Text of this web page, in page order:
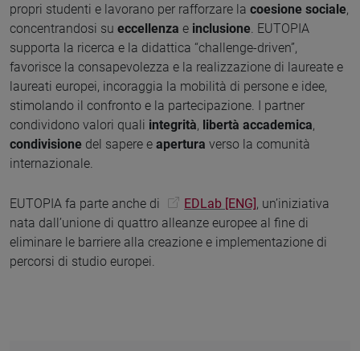
propri studenti e lavorano per rafforzare la coesione sociale,
concentrandosi su eccellenza e inclusione. EUTOPIA
supporta la ricerca e la didattica “challenge-driven”,
favorisce la consapevolezza e la realizzazione di laureate e
laureati europei, incoraggia la mobilità di persone e idee,
stimolando il confronto e la partecipazione. I partner
condividono valori quali integrità, libertà accademica,
condivisione del sapere e apertura verso la comunità
internazionale.
EUTOPIA fa parte anche di EDLab [ENG], un’iniziativa
nata dall’unione di quattro alleanze europee al fine di
eliminare le barriere alla creazione e implementazione di
percorsi di studio europei.